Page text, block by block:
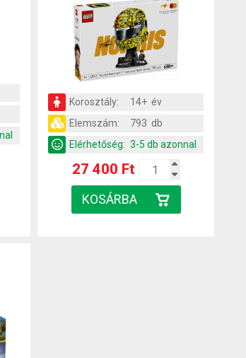
Korosztály:
14+ év
Elemszám:
793 db
Elérhetőség: 3-5 db azonnal
27 400 Ft